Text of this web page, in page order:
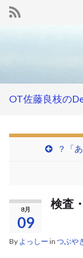
OT佐藤良枝の
？「
8月
09
検査
By よっしー in つぶや